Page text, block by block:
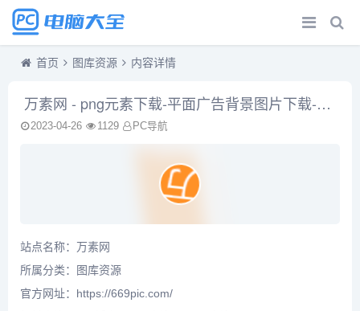
首页 图库资源 内容详情
万素网 - png元素下载-平面广告背景图片下载-免费下载设计素材
2023-04-26 1129 PC导航
站点名称：万素网
所属分类：
图库资源
官方网址： https://669pic.com/